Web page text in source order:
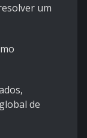
um
de